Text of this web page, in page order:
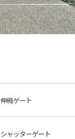
伸縮ゲート
シャッターゲート